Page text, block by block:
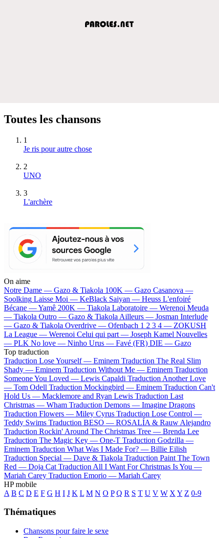
Toutes les chansons
1
Je ris pour autre chose
2
UNO
3
L'archère
On aime
Notre Dame — Gazo & Tiakola 100K — Gazo Casanova —
Soolking Laisse Moi — KeBlack Saiyan — Heuss L'enfoiré
Bécane —Yamê 200K — Tiakola Laboratoire — Werenoi Meuda
— Tiakola Outro — Gazo & Tiakola Ailleurs — Josman Interlude
— Gazo & Tiakola Overdrive — Ofenbach 1 2 3 4 — ZOKUSH
La League — Werenoi Celui qui part — Joseph Kamel Nouvelles
— PLK No love — Ninho Urus — Favé (FR) DIE — Gazo
Top traduction
Traduction Lose Yourself — Eminem Traduction The Real Slim
Shady — Eminem Traduction Without Me — Eminem Traduction
Someone You Loved — Lewis Capaldi Traduction Another Love
— Tom Odell Traduction Mockingbird — Eminem Traduction Can't
Hold Us — Macklemore and Ryan Lewis Traduction Last
Christmas — Wham Traduction Demons — Imagine Dragons
Traduction Flowers — Miley Cyrus Traduction Lose Control —
Teddy Swims Traduction BESO — ROSALÍA & Rauw Alejandro
Traduction Rockin' Around The Christmas Tree — Brenda Lee
Traduction The Magic Key — One-T Traduction Godzilla —
Eminem Traduction What Was I Made For? — Billie Eilish
Traduction Special — Dave & Tiakola Traduction Paint The Town
Red — Doja Cat Traduction All I Want For Christmas Is You —
Mariah Carey Traduction Emorio — Mariah Carey
HP mobile
A B C D E F G H I J K L M N O P Q R S T U V W X Y Z 0-9
Thématiques
Chansons pour faire le sexe